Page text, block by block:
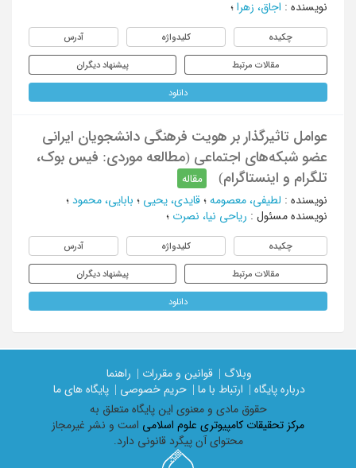
نویسنده : اجاق، زهرا ؛
چکیده کلیدواژه آدرس
مقالات مرتبط پیشنهاد دیگران
دانلود
عوامل تاثیرگذار بر هویت فرهنگی دانشجویان ایرانی
عضو شبکه‌های اجتماعی (مطالعه موردی: فیس بوک،
تلگرام و اینستاگرام)
مقاله
نویسنده : لطیفی، معصومه ؛ قايدی، یحیی ؛ بابايی، محمود ؛
نویسنده مسئول : ریاحی نیا، نصرت ؛
چکیده کلیدواژه آدرس
مقالات مرتبط پیشنهاد دیگران
دانلود
وبلاگ | قوانین و مقررات |
راهنما
درباره پایگاه |
ارتباط با ما | حریم خصوصی |
پایگاه های ما
حقوق مادی و معنوی اين پايگاه متعلق به
مرکز تحقیقات کامپیوتری علوم اسلامی است و نشر غیرمجاز
محتوای آن پیگرد قانونی دارد.